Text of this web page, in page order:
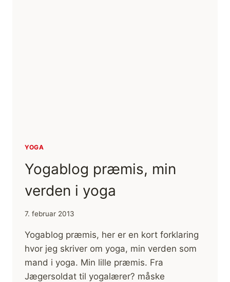
YOGA
Yogablog præmis, min
verden i yoga
7. februar 2013
Yogablog præmis, her er en kort forklaring
hvor jeg skriver om yoga, min verden som
mand i yoga. Min lille præmis. Fra
Jægersoldat til yogalærer? måske